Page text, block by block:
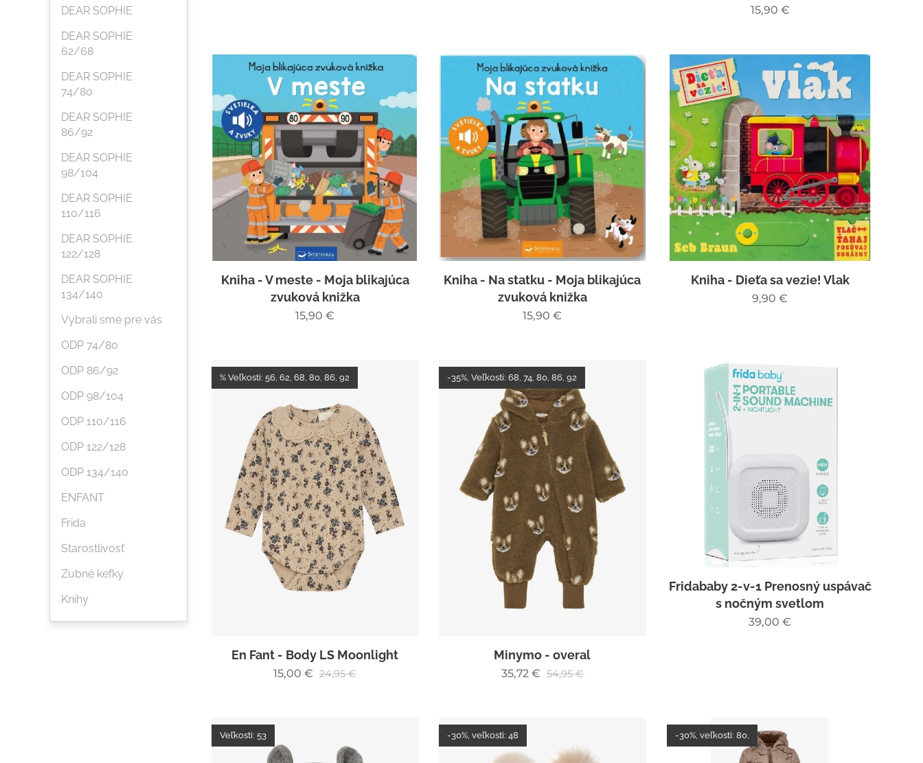
DEAR SOPHIE
DEAR SOPHIE
62/68
DEAR SOPHIE
74/80
DEAR SOPHIE
86/92
DEAR SOPHIE
98/104
DEAR SOPHIE
110/116
DEAR SOPHIE
122/128
DEAR SOPHIE
134/140
Vybrali sme pre vás
ODP 74/80
ODP 86/92
ODP 98/104
ODP 110/116
ODP 122/128
ODP 134/140
ENFANT
Frida
Starostlivosť
Zubné kefky
Knihy
15,90 €
Kniha - V meste - Moja blikajúca
zvuková knižka
15,90 €
Kniha - Na statku - Moja blikajúca
zvuková knižka
15,90 €
Kniha - Dieťa sa vezie! Vlak
9,90 €
En Fant - Body LS Moonlight
% Veľkosti: 56, 62, 68, 80, 86, 92
15,00 € 24,95€
Minymo - overal
-35%, Veľkosti: 68, 74, 80, 86, 92
35,72€ 54,95€
Fridababy 2-v-1 Prenosný uspávač
s nočným svetlom
39,00 €
Veľkosti: 53 -30%, veľkosti: 48 -30%, veľkosti: 80,